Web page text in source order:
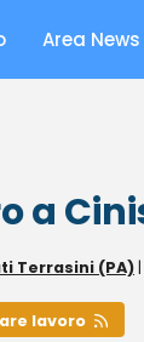
Area News
a
Terrasini (PA) |
lavoro